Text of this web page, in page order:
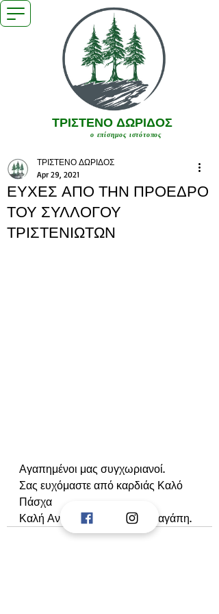
ο επίσημος ιστότοπος
ΤΡΙΣΤΕΝΟ ΔΩΡΙΔΟΣ
ΕΥΧΕΣ ΑΠΟ ΤΗΝ ΠΡΟΕΔΡΟ
ΤΟΥ ΣΥΛΛΟΓΟΥ
ΤΡΙΣΤΕΝΙΩΤΩΝ
ΤΡΙΣΤΕΝΟ ΔΩΡΙΔΟΣ
Apr 29, 2021
Αγαπημένοι μας συγχωριανοί.
Σας ευχόμαστε από καρδιάς Καλό
Πάσχα
Καλή Ανάσταση με υγεία και αγάπη.